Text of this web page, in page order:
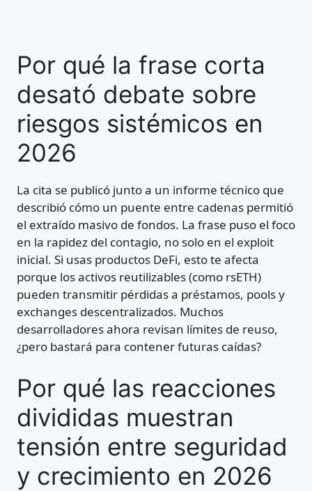
Por qué la frase corta
desató debate sobre
riesgos sistémicos en
2026
La cita se publicó junto a un informe técnico que
describió cómo un puente entre cadenas permitió
el extraído masivo de fondos. La frase puso el foco
en la rapidez del contagio, no solo en el exploit
inicial. Si usas productos DeFi, esto te afecta
porque los activos reutilizables (como rsETH)
pueden transmitir pérdidas a préstamos, pools y
exchanges descentralizados. Muchos
desarrolladores ahora revisan límites de reuso,
¿pero bastará para contener futuras caídas?
Por qué las reacciones
divididas muestran
tensión entre seguridad
y crecimiento en 2026